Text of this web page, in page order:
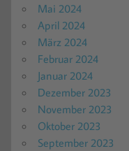
Mai 2024
April 2024
März 2024
Februar 2024
Januar 2024
Dezember 2023
November 2023
Oktober 2023
September 2023